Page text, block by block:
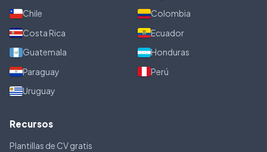
Chile
Colombia
Costa Rica
Ecuador
Guatemala
Honduras
Paraguay
Perú
Uruguay
Recursos
Plantillas de CV gratis